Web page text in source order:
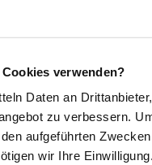
verwenden?
Daten an
zu verbessern.
aufgeführten
wir Ihre
Diese
geben
der Wirbelsäule
gedrückt wird.
aus, ist
betroffen, ist der